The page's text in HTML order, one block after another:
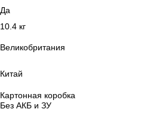
Да
10.4 кг
Великобритания
Китай
Картонная коробка
Без АКБ и ЗУ